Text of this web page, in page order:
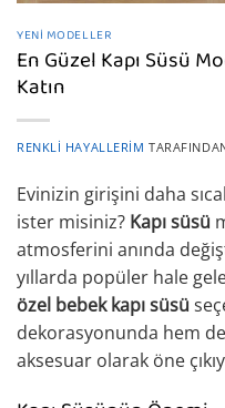
YENI MODELLER
En Güzel Kapı Süsü
Katın
RENKLI HAYALLERIM
Evinizin girişini daha
ister misiniz? Kapı süsü
atmosferini anında
yıllarda popüler hale
özel bebek kapı süsü
dekorasyonunda hem
aksesuar olarak öne